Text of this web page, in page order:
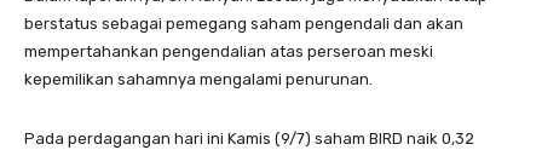
berstatus sebagai pemegang saham pengendali dan akan
mempertahankan pengendalian atas perseroan meski
kepemilikan sahamnya mengalami penurunan.
Pada perdagangan hari ini Kamis (9/7) saham BIRD naik 0,32